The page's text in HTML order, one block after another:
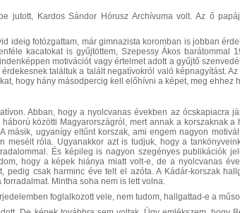
jutott, Kardos Sándor Hórusz Archívuma volt. Az ő
ideig fotózgattam, már gimnazista koromban is jobban
kacatokat is gyűjtöttem, Szepessy Ákos barátommal
motivációt vagy értelmet adott a gyűjtő
találtuk a talált negatívokról való képnagyítást.
hogy hány másodpercig kell előhívni a képet, meg ehhez
Abban, hogy a nyolcvanas években az ócskapiacra
közötti Magyarországról, mert annak a korszaknak a
másik, ugyanígy eltűnt korszak, ami engem nagyon
mesélt róla. Ugyanakkor azt is tudjuk, hogy a
És képileg is nagyon szegényes publikációk
hogy a képek hiánya miatt volt-e, de a nyolcvanas
pedig csak harminc éve telt el azóta. A Kádár-korszak
Mintha soha nem is lett volna.
foglalkozott vele, nem tudom, hallgattad-e a